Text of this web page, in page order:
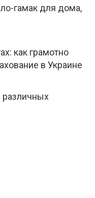
гамак для дома,
как грамотно
в Украине
различных